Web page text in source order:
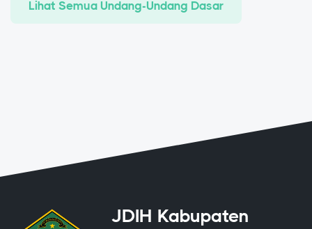
Lihat Semua Undang-Undang Dasar
JDIH Kabupaten